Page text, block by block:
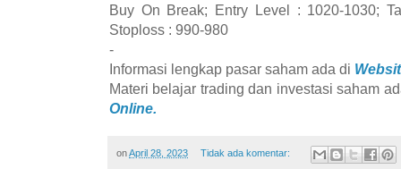
Buy On Break; Entry Level : 1020-1030;
Stoploss : 990-980
-
Informasi lengkap pasar saham ada di
Materi belajar trading dan investasi saham
Online.
onApril 28, 2023 Tidak ada komentar: